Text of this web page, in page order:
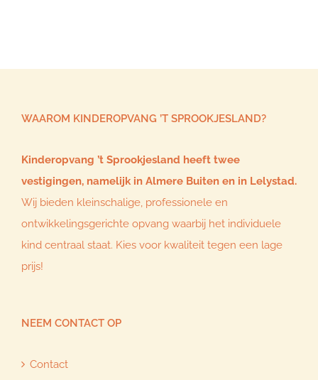
WAAROM KINDEROPVANG ’T SPROOKJESLAND?
Kinderopvang ’t Sprookjesland heeft twee
vestigingen, namelijk in Almere Buiten en in Lelystad.
Wij bieden kleinschalige, professionele en
ontwikkelingsgerichte opvang waarbij het individuele
kind centraal staat. Kies voor kwaliteit tegen een lage
prijs!
NEEM CONTACT OP
Contact